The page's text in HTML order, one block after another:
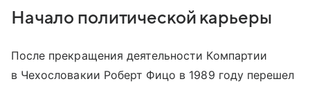
Начало политической карьеры
После прекращения деятельности Компартии
в Чехословакии Роберт Фицо в 1989 году перешел